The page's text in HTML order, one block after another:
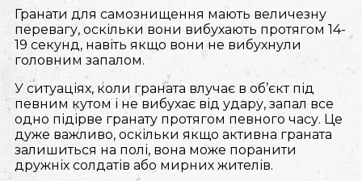
Гранати для самознищення мають величезну
перевагу, оскільки вони вибухають протягом 14-
19 секунд, навіть якщо вони не вибухнули
головним запалом.
У ситуаціях, коли граната влучає в об’єкт під
певним кутом і не вибухає від удару, запал все
одно підірве гранату протягом певного часу. Це
дуже важливо, оскільки якщо активна граната
залишиться на полі, вона може поранити
дружніх солдатів або мирних жителів.